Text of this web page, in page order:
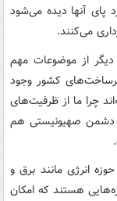
پای آنها دیده می‌شود
می‌کنند.
دیگر از موضوعات مهم
کشور وجود
چرا ما از ظرفیت‌های
دشمن صهیونیستی هم
انرژی مانند برق و
هستند که امکان